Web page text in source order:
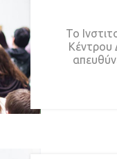
Το
Κέντρου